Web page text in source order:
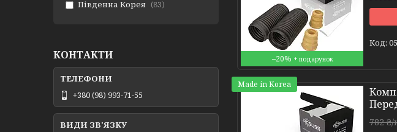
–20%
Made in Korea
782
Південна Корея
83
КОНТАКТИ
+380 (98) 993-71-55